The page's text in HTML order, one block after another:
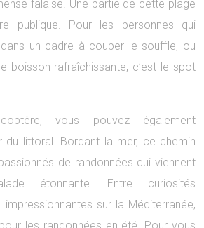
falaise. Une partie de cette plage
publique. Pour les personnes qui
un cadre à couper le souffle, ou
boisson rafraîchissante, c’est le spot
vous pouvez également
du littoral. Bordant la mer, ce chemin
de randonnées qui viennent
étonnante. Entre curiosités
sur la Méditerranée,